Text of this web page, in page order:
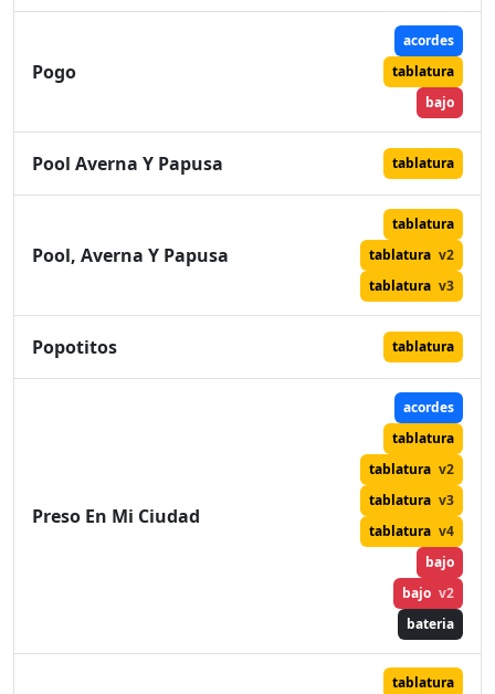
Pogo
acordes
tablatura
bajo
Pool Averna Y Papusa tablatura
Pool, Averna Y Papusa
tablatura
tablatura v2
tablatura v3
Popotitos tablatura
Preso En Mi Ciudad
acordes
tablatura
tablatura v2
tablatura v3
tablatura v4
bajo
bajo v2
bateria
tablatura